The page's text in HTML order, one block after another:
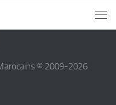
© 2009-2026